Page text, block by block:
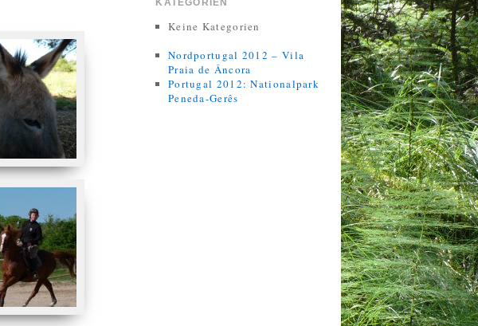
KATEGORIEN
Keine Kategorien
Nordportugal 2012 – Vila
Praia de Âncora
Portugal 2012: Nationalpark
Peneda-Gerês